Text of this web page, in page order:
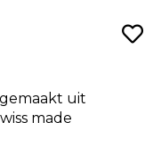
uit
made
en een